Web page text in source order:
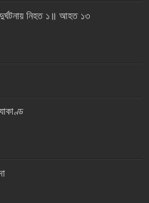
নিহত ১॥ আহত ১৩